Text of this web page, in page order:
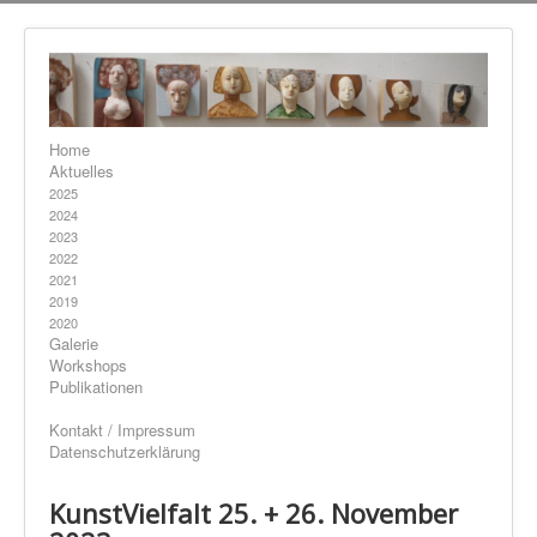
Home
Aktuelles
2025
2024
2023
2022
2021
2019
2020
Galerie
Workshops
Publikationen
Kontakt / Impressum
Datenschutzerklärung
KunstVielfalt 25. + 26. November